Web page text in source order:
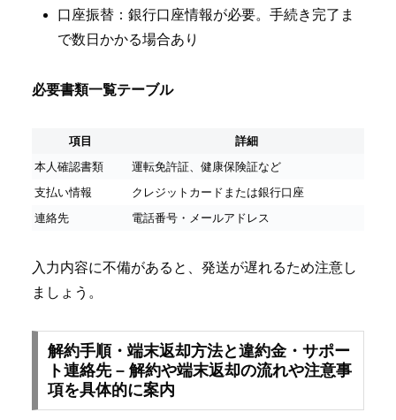
口座振替：銀行口座情報が必要。手続き完了ま
で数日かかる場合あり
必要書類一覧テーブル
項目
詳細
本人確認書類
運転免許証、健康保険証など
支払い情報
クレジットカードまたは銀行口座
連絡先
電話番号・メールアドレス
入力内容に不備があると、発送が遅れるため注意し
ましょう。
解約手順・端末返却方法と違約金・サポー
ト連絡先 – 解約や端末返却の流れや注意事
項を具体的に案内